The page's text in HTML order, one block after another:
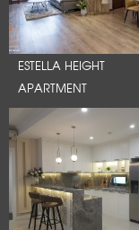
ESTELLA HEIGHT
APARTMENT